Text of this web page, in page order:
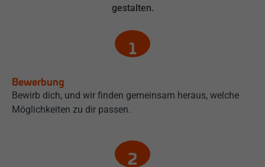
gestalten.
Bewerbung
Bewirb dich, und wir finden gemeinsam heraus, welche
Möglichkeiten zu dir passen.